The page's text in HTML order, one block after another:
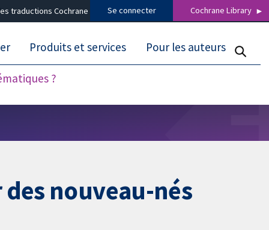
traductions Cochrane Se connecter Cochrane Library
?
Produits et services Pour les auteurs
nouveau-nés